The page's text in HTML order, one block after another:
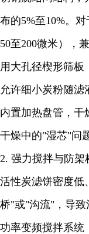
布的5%至10%。
50至200微米），
用大孔径楔形筛板
允许细小炭粉随滤
内置加热盘管，干
干燥中的"湿芯"问
2. 强力搅拌与防架
活性炭滤饼密度低
桥"或"沟流"，导
功率变频搅拌系统